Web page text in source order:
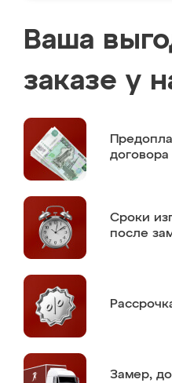
Ваша
заказе у
договора
Сроки
после
Замер,